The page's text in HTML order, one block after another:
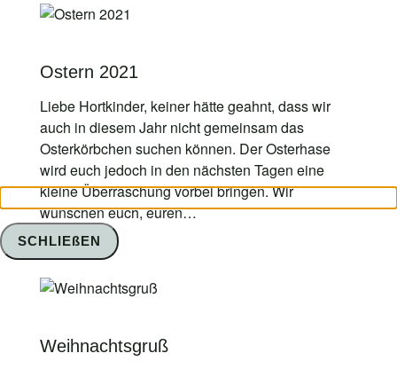
Ostern 2021
Liebe Hortkinder, keiner hätte geahnt, dass wir
auch in diesem Jahr nicht gemeinsam das
Osterkörbchen suchen können. Der Osterhase
wird euch jedoch in den nächsten Tagen eine
kleine Überraschung vorbei bringen. Wir
wünschen euch, euren…
Weiterlesen
Weihnachtsgruß
SCHLIEßEN